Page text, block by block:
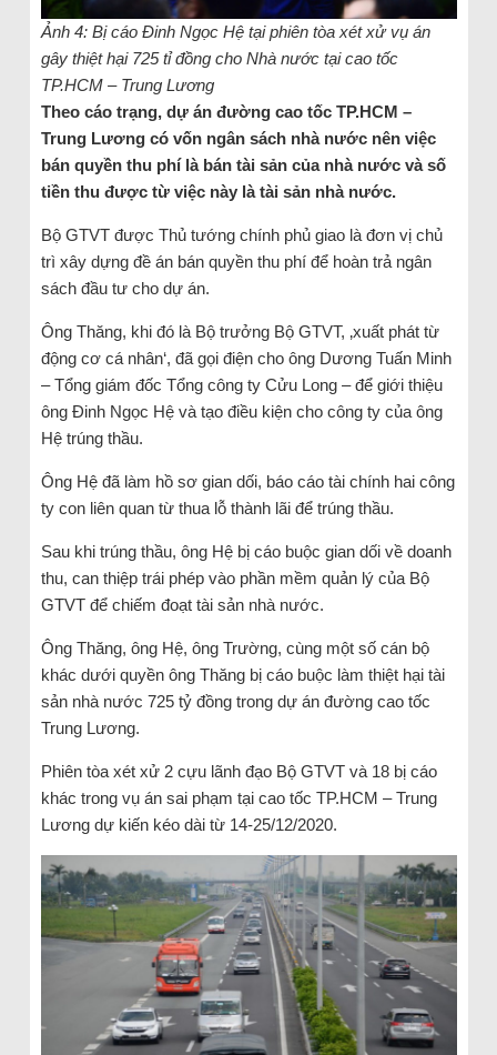
Ảnh 4: Bị cáo Đinh Ngọc Hệ tại phiên tòa xét xử vụ án
gây thiệt hại 725 tỉ đồng cho Nhà nước tại cao tốc
TP.HCM – Trung Lương
Theo cáo trạng, dự án đường cao tốc TP.HCM –
Trung Lương có vốn ngân sách nhà nước nên việc
bán quyền thu phí là bán tài sản của nhà nước và số
tiền thu được từ việc này là tài sản nhà nước.
Bộ GTVT được Thủ tướng chính phủ giao là đơn vị chủ
trì xây dựng đề án bán quyền thu phí để hoàn trả ngân
sách đầu tư cho dự án.
Ông Thăng, khi đó là Bộ trưởng Bộ GTVT, ‚xuất phát từ
động cơ cá nhân‘, đã gọi điện cho ông Dương Tuấn Minh
– Tổng giám đốc Tổng công ty Cửu Long – để giới thiệu
ông Đinh Ngọc Hệ và tạo điều kiện cho công ty của ông
Hệ trúng thầu.
Ông Hệ đã làm hồ sơ gian dối, báo cáo tài chính hai công
ty con liên quan từ thua lỗ thành lãi để trúng thầu.
Sau khi trúng thầu, ông Hệ bị cáo buộc gian dối về doanh
thu, can thiệp trái phép vào phần mềm quản lý của Bộ
GTVT để chiếm đoạt tài sản nhà nước.
Ông Thăng, ông Hệ, ông Trường, cùng một số cán bộ
khác dưới quyền ông Thăng bị cáo buộc làm thiệt hại tài
sản nhà nước 725 tỷ đồng trong dự án đường cao tốc
Trung Lương.
Phiên tòa xét xử 2 cựu lãnh đạo Bộ GTVT và 18 bị cáo
khác trong vụ án sai phạm tại cao tốc TP.HCM – Trung
Lương dự kiến kéo dài từ 14-25/12/2020.